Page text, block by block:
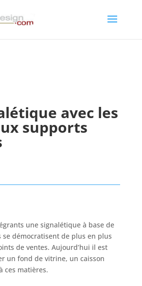
avec les
supports
une signalétique à base de
démocratisent de plus en plus
de ventes. Aujourd’hui il est
un fond de vitrine, un caisson
ces matières.